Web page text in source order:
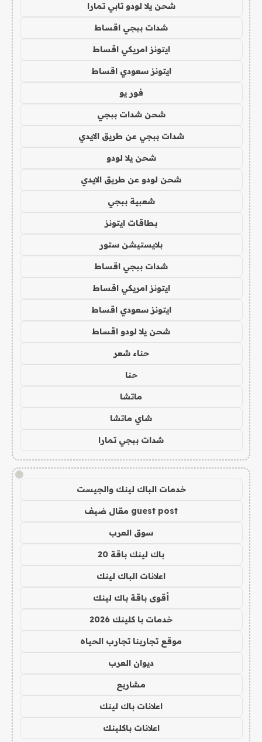
شحن يلا لودو تابي تمارا
شدات ببجي اقساط
ايتونز امريكي اقساط
ايتونز سعودي اقساط
فور يو
شحن شدات ببجي
شدات ببجي عن طريق الايدي
شحن يلا لودو
شحن لودو عن طريق الايدي
شعبية ببجي
بطاقات ايتونز
بلايستيشن ستور
شدات ببجي اقساط
ايتونز امريكي اقساط
ايتونز سعودي اقساط
شحن يلا لودو اقساط
حناء شعر
حنا
ماتشا
شاي ماتشا
شدات ببجي تمارا
!
خدمات الباك لينك والجيست
guest post مقال ضيف
سوق العرب
باك لينك باقة 20
اعلانات الباك لينك
أقوى باقة باك لينك
خدمات با كلينك 2026
موقع تجاربنا تجارب الحياه
ديوان العرب
مشاريع
اعلانات باك لينك
اعلانات باكلينك